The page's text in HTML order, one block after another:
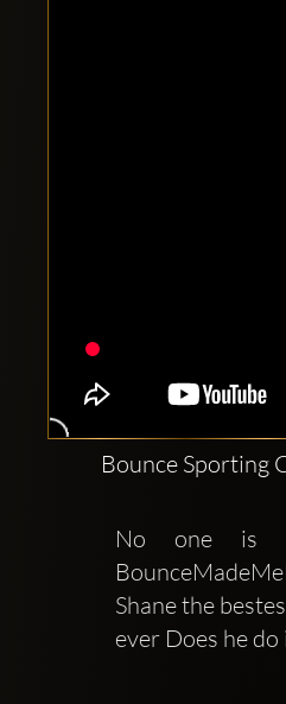
Bounce Sporting
No one is
Shane the
ever Does he